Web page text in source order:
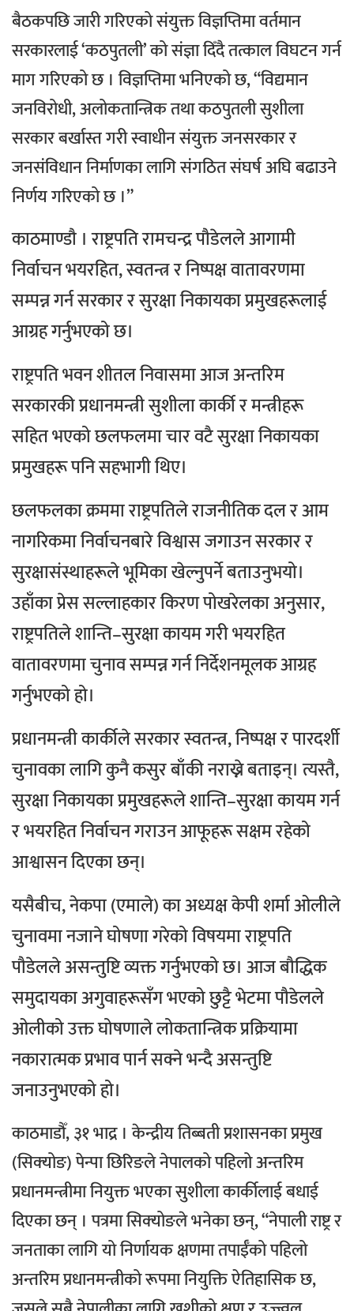
बैठकपछि जारी गरिएको संयुक्त विज्ञप्तिमा वर्तमान
सरकारलाई ‘कठपुतली’ को संज्ञा दिँदै तत्काल विघटन गर्न
माग गरिएको छ । विज्ञप्तिमा भनिएको छ, “विद्यमान
जनविरोधी, अलोकतान्त्रिक तथा कठपुतली सुशीला
सरकार बर्खास्त गरी स्वाधीन संयुक्त जनसरकार र
जनसंविधान निर्माणका लागि संगठित संघर्ष अघि बढाउने
निर्णय गरिएको छ ।”
काठमाण्डाै ।राष्ट्रपति रामचन्द्र पौडेलले आगामी
निर्वाचन भयरहित, स्वतन्त्र र निष्पक्ष वातावरणमा
सम्पन्न गर्न सरकार र सुरक्षा निकायका प्रमुखहरूलाई
आग्रह गर्नुभएको छ।
राष्ट्रपति भवन शीतल निवासमा आज अन्तरिम
सरकारकी प्रधानमन्त्री सुशीला कार्की र मन्त्रीहरू
सहित भएको छलफलमा चार वटै सुरक्षा निकायका
प्रमुखहरू पनि सहभागी थिए।
छलफलका क्रममा राष्ट्रपतिले राजनीतिक दल र आम
नागरिकमा निर्वाचनबारे विश्वास जगाउन सरकार र
सुरक्षासंस्थाहरूले भूमिका खेल्नुपर्ने बताउनुभयो।
उहाँका प्रेस सल्लाहकार किरण पोखरेलका अनुसार,
राष्ट्रपतिले शान्ति–सुरक्षा कायम गरी भयरहित
वातावरणमा चुनाव सम्पन्न गर्न निर्देशनमूलक आग्रह
गर्नुभएको हो।
प्रधानमन्त्री कार्कीले सरकार स्वतन्त्र, निष्पक्ष र पारदर्शी
चुनावका लागि कुनै कसुर बाँकी नराख्ने बताइन्।त्यस्तै,
सुरक्षा निकायका प्रमुखहरूले शान्ति–सुरक्षा कायम गर्न
र भयरहित निर्वाचन गराउन आफूहरू सक्षम रहेको
आश्वासन दिएका छन्।
यसैबीच, नेकपा (एमाले) का अध्यक्ष केपी शर्मा ओलीले
चुनावमा नजाने घोषणा गरेको विषयमा राष्ट्रपति
पौडेलले असन्तुष्टि व्यक्त गर्नुभएको छ। आज बौद्धिक
समुदायका अगुवाहरूसँग भएको छुट्टै भेटमा पौडेलले
ओलीको उक्त घोषणाले लोकतान्त्रिक प्रक्रियामा
नकारात्मक प्रभाव पार्न सक्ने भन्दै असन्तुष्टि
जनाउनुभएको हो।
काठमाडौँ, ३१ भाद्र । केन्द्रीय तिब्बती प्रशासनका प्रमुख
(सिक्‍योङ) पेन्पा छिरिङले नेपालको पहिलो अन्तरिम
प्रधानमन्त्रीमा नियुक्त भएका सुशीला कार्कीलाई बधाई
दिएका छन् ।पत्रमा सिक्‍योङले भनेका छन्, “नेपाली राष्ट्र र
जनताका लागि यो निर्णायक क्षणमा तपाईँको पहिलो
अन्तरिम प्रधानमन्त्रीको रूपमा नियुक्ति ऐतिहासिक छ,